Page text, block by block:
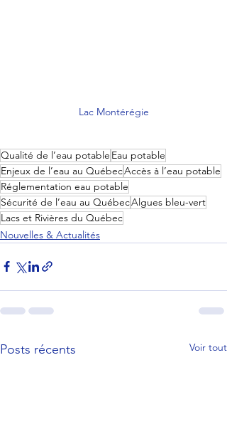
Lac Montérégie
Qualité de l’eau potable Eau potable
Enjeux de l’eau au QuébecAccès à l’eau potable
Réglementation eau potable
Sécurité de l’eau au QuébecAlgues bleu-vert
Lacs et Rivières du Québec
Nouvelles & Actualités
Posts récents Voir tout